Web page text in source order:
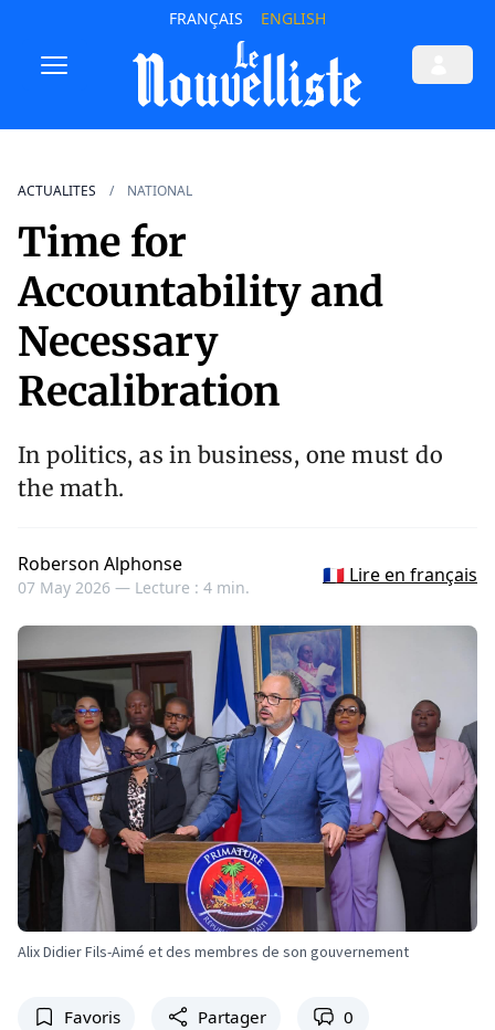
FRANÇAIS ENGLISH
ACTUALITES NATIONAL
Time for
Accountability and
Necessary
Recalibration
In politics, as in business, one must do
the math.
Roberson Alphonse
07 May 2026 — Lecture : 4 min.
🇫🇷 Lire en français
Alix Didier Fils-Aimé et des membres de son gouvernement
Favoris Partager 0